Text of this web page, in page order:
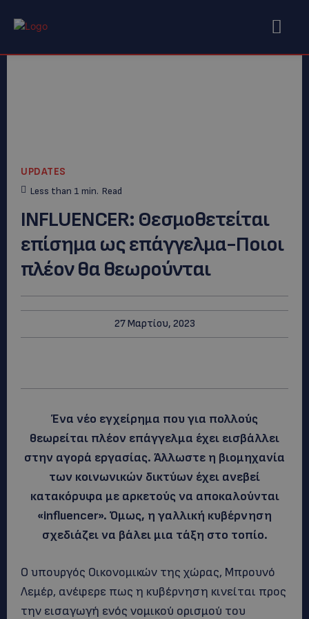
UPDATES
Less than 1 min. Read
INFLUENCER: Θεσμοθετείται
επίσημα ως επάγγελμα-Ποιοι
πλέον θα θεωρούνται
27 Μαρτίου, 2023
Ένα νέο εγχείρημα που για πολλούς
θεωρείται πλέον επάγγελμα έχει εισβάλλει
στην αγορά εργασίας. Άλλωστε η βιομηχανία
των κοινωνικών δικτύων έχει ανεβεί
κατακόρυφα με αρκετούς να αποκαλούνται
«influencer». Όμως, η γαλλική κυβέρνηση
σχεδιάζει να βάλει μια τάξη στο τοπίο.
Ο υπουργός Οικονομικών της χώρας, Μπρουνό
Λεμέρ, ανέφερε πως η κυβέρνηση κινείται προς
την εισαγωγή ενός νομικού ορισμού του